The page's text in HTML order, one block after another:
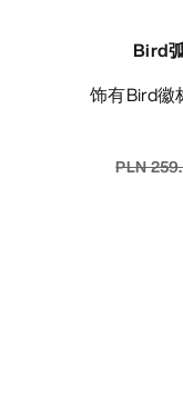
Bird
饰有Bird
PLN